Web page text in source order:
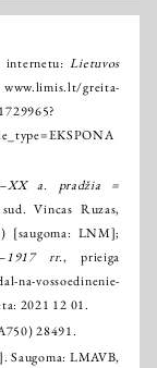
internetu:Lietuvos
www.limis.lt/greita-
a. pradžia =
Vincas Ruzas,
[saugoma: LNM];
гг., prieiga
na-vossoedinenie-
2021 12 01.
28491.
LMAVB,